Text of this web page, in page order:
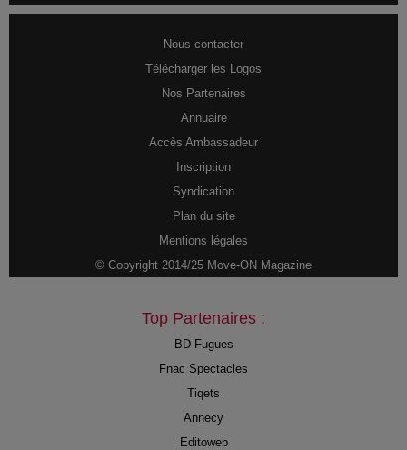
Nous contacter
Télécharger les Logos
Nos Partenaires
Annuaire
Accès Ambassadeur
Inscription
Syndication
Plan du site
Mentions légales
© Copyright 2014/25 Move-ON Magazine
Top Partenaires :
BD Fugues
Fnac Spectacles
Tiqets
Annecy
Editoweb